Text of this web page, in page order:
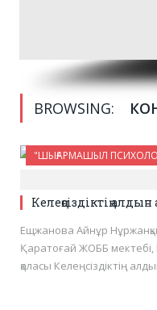
BROWSING:
"ШЫҒАРМАШЫЛ
Келеңсіздіктің алдын
Ещжанова Айнұр
Қаратоғай ЖОББ мектебі,
қаласы Келеңсіздіктің